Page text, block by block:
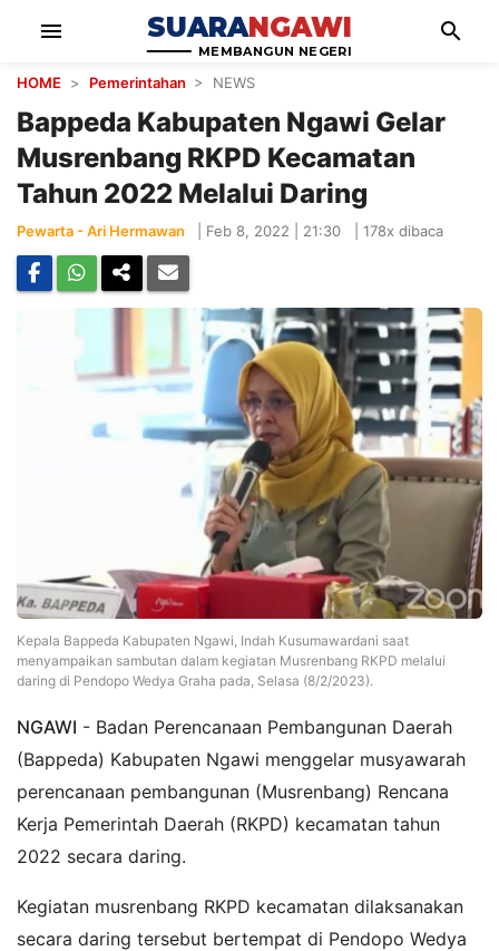
menu SUARANGAWI
MEMBANGUN NEGERI
search
HOME > Pemerintahan > NEWS
Bappeda Kabupaten Ngawi Gelar
Musrenbang RKPD Kecamatan
Tahun 2022 Melalui Daring
Pewarta - Ari Hermawan Feb 8, 2022 | 21:30 178x dibaca
Kepala Bappeda Kabupaten Ngawi, Indah Kusumawardani saat
menyampaikan sambutan dalam kegiatan Musrenbang RKPD melalui
daring di Pendopo Wedya Graha pada, Selasa (8/2/2023).
NGAWI - Badan Perencanaan Pembangunan Daerah
(Bappeda) Kabupaten Ngawi menggelar musyawarah
perencanaan pembangunan (Musrenbang) Rencana
Kerja Pemerintah Daerah (RKPD) kecamatan tahun
2022 secara daring.
Kegiatan musrenbang RKPD kecamatan dilaksanakan
secara daring tersebut bertempat di Pendopo Wedya